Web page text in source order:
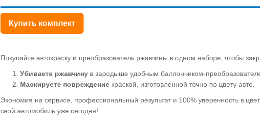
Купить комплект
Покупайте автокраску и преобразователь ржавчины в одном наборе, чтобы
Убиваете ржавчину в зародыше удобным баллончиком-
Маскируете повреждение краской, изготовленной точно по цвету авто.
Экономия на сервисе, профессиональный результат и 100% уверенность в
свой автомобиль уже сегодня!